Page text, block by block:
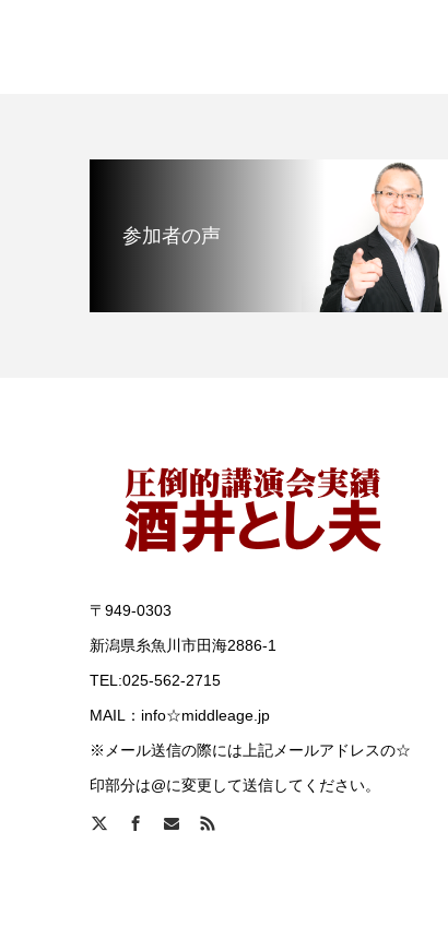
参加者の声
〒949-0303
新潟県糸魚川市田海2886-1
TEL:025-562-2715
MAIL：info☆middleage.jp
※メール送信の際には上記メールアドレスの☆
印部分は@に変更して送信してください。